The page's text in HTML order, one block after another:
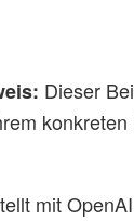
Dieser
mit